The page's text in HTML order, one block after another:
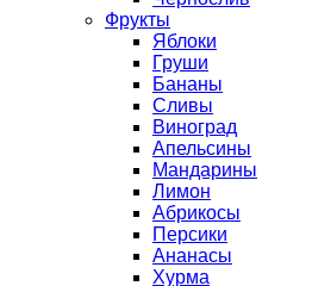
Фрукты
Яблоки
Груши
Бананы
Сливы
Виноград
Апельсины
Мандарины
Лимон
Абрикосы
Персики
Ананасы
Хурма